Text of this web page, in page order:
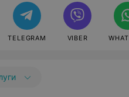
TELEGRAM VIBER